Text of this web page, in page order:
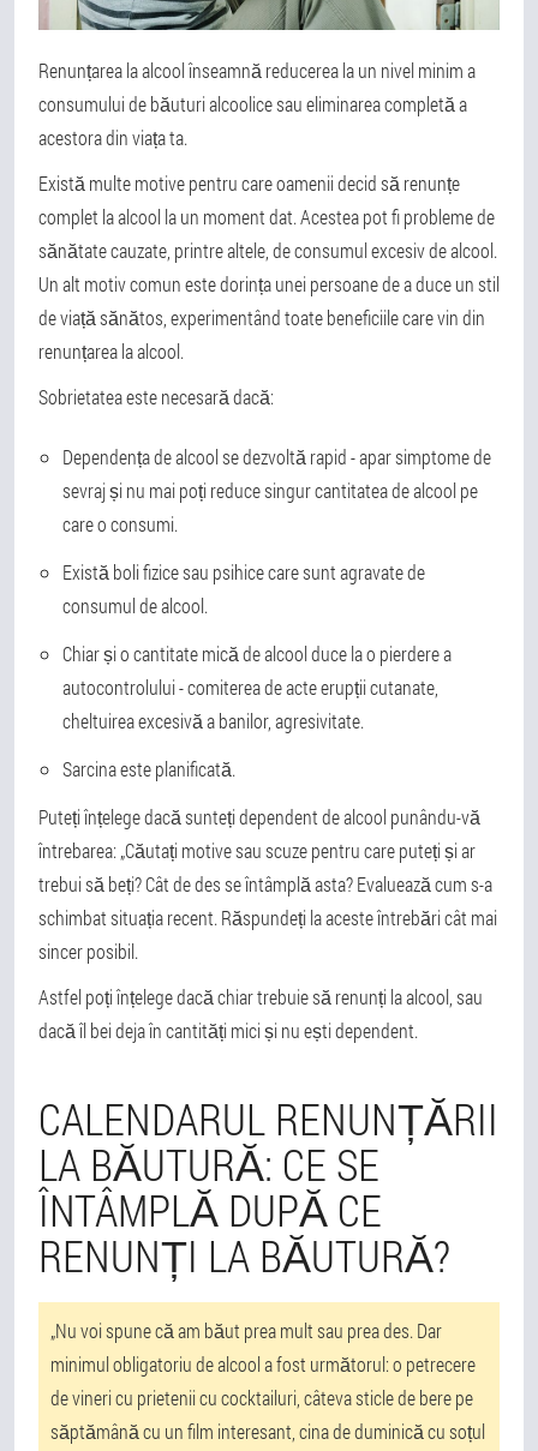
Renunțarea la alcool înseamnă reducerea la un nivel minim a
consumului de băuturi alcoolice sau eliminarea completă a
acestora din viața ta.
Există multe motive pentru care oamenii decid să renunțe
complet la alcool la un moment dat. Acestea pot fi probleme de
sănătate cauzate, printre altele, de consumul excesiv de alcool.
Un alt motiv comun este dorința unei persoane de a duce un stil
de viață sănătos, experimentând toate beneficiile care vin din
renunțarea la alcool.
Sobrietatea este necesară dacă:
Dependența de alcool se dezvoltă rapid - apar simptome de
sevraj și nu mai poți reduce singur cantitatea de alcool pe
care o consumi.
Există boli fizice sau psihice care sunt agravate de
consumul de alcool.
Chiar și o cantitate mică de alcool duce la o pierdere a
autocontrolului - comiterea de acte erupții cutanate,
cheltuirea excesivă a banilor, agresivitate.
Sarcina este planificată.
Puteți înțelege dacă sunteți dependent de alcool punându-vă
întrebarea: „Căutați motive sau scuze pentru care puteți și ar
trebui să beți? Cât de des se întâmplă asta? Evaluează cum s-a
schimbat situația recent. Răspundeți la aceste întrebări cât mai
sincer posibil.
Astfel poți înțelege dacă chiar trebuie să renunți la alcool, sau
dacă îl bei deja în cantități mici și nu ești dependent.
CALENDARUL RENUNȚĂRII
LA BĂUTURĂ: CE SE
ÎNTÂMPLĂ DUPĂ CE
RENUNȚI LA BĂUTURĂ?
„Nu voi spune că am băut prea mult sau prea des. Dar
minimul obligatoriu de alcool a fost următorul: o petrecere
de vineri cu prietenii cu cocktailuri, câteva sticle de bere pe
săptămână cu un film interesant, cina de duminică cu soțul